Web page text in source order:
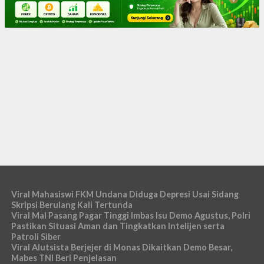
Viral Mahasiswi FKM Undana Diduga Depresi Usai Sidang
Skripsi Berulang Kali Tertunda
Viral Mal Pasang Pagar Tinggi Imbas Isu Demo Agustus, Polri
Pastikan Situasi Aman dan Tingkatkan Intelijen serta
Patroli Siber
Viral Alutsista Berjejer di Monas Dikaitkan Demo Besar,
Mabes TNI Beri Penjelasan